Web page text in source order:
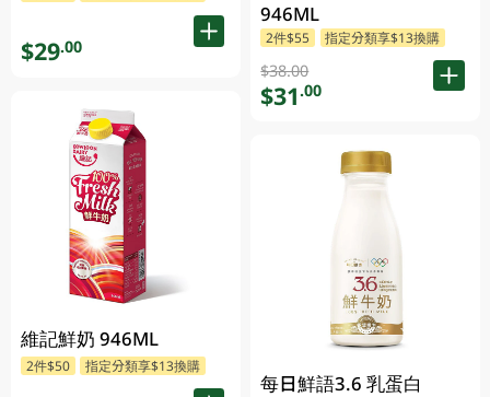
$29.00
維記鮮奶 946ML
2件$50 指定分類享$13換購
946ML
2件$55 指定分類享$13換購
$38.00
$31.00
每日鮮語3.6 乳蛋白